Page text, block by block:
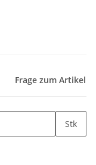
Frage zum Artikel
Stk